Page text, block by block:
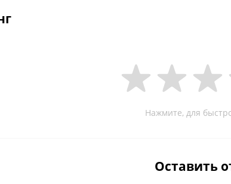
Нажмите, для
Оставить